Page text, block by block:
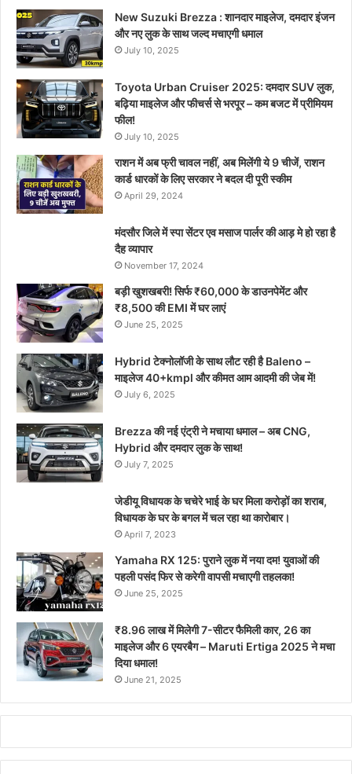
New Suzuki Brezza : शानदार माइलेज, दमदार इंजन
और नए लुक के साथ जल्द मचाएगी धमाल
July 10, 2025
Toyota Urban Cruiser 2025: दमदार SUV लुक,
बढ़िया माइलेज और फीचर्स से भरपूर – कम बजट में प्रीमियम
फील!
July 10, 2025
राशन में अब फ्री चावल नहीं, अब मिलेंगी ये 9 चीजें, राशन
कार्ड धारकों के लिए सरकार ने बदल दी पूरी स्कीम
April 29, 2024
मंदसौर जिले में स्पा सेंटर एव मसाज पार्लर की आड़ मे हो रहा है
दैह व्यापार
November 17, 2024
बड़ी खुशखबरी! सिर्फ ₹60,000 के डाउनपेमेंट और
₹8,500 की EMI में घर लाएं
June 25, 2025
Hybrid टेक्नोलॉजी के साथ लौट रही है Baleno –
माइलेज 40+kmpl और कीमत आम आदमी की जेब में!
July 6, 2025
Brezza की नई एंट्री ने मचाया धमाल – अब CNG,
Hybrid और दमदार लुक के साथ!
July 7, 2025
जेडीयू विधायक के चचेरे भाई के घर मिला करोड़ों का शराब,
विधायक के घर के बगल में चल रहा था कारोबार।
April 7, 2023
Yamaha RX 125: पुराने लुक में नया दम! युवाओं की
पहली पसंद फिर से करेगी वापसी मचाएगी तहलका!
June 25, 2025
₹8.96 लाख में मिलेगी 7-सीटर फैमिली कार, 26 का
माइलेज और 6 एयरबैग – Maruti Ertiga 2025 ने मचा
दिया धमाल!
June 21, 2025